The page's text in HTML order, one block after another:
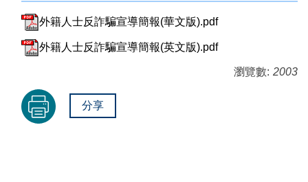
外籍人士反詐騙宣導簡報(華文版).pdf
外籍人士反詐騙宣導簡報(英文版).pdf
瀏覽數: 2003
分享